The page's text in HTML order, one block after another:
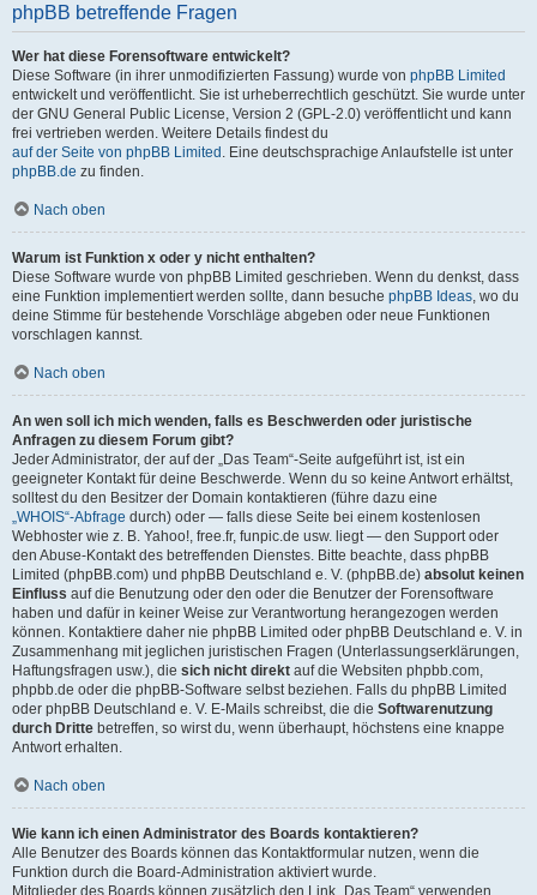
phpBB betreffende Fragen
Wer hat diese Forensoftware entwickelt?
Diese Software (in ihrer unmodifizierten Fassung) wurde von phpBB Limited
entwickelt und veröffentlicht. Sie ist urheberrechtlich geschützt. Sie wurde unter
der GNU General Public License, Version 2 (GPL-2.0) veröffentlicht und kann
frei vertrieben werden. Weitere Details findest du
auf der Seite von phpBB Limited . Eine deutschsprachige Anlaufstelle ist unter
phpBB.de zu finden.
Nach oben
Warum ist Funktion x oder y nicht enthalten?
Diese Software wurde von phpBB Limited geschrieben. Wenn du denkst, dass
eine Funktion implementiert werden sollte, dann besuche phpBB Ideas, wo du
deine Stimme für bestehende Vorschläge abgeben oder neue Funktionen
vorschlagen kannst.
Nach oben
An wen soll ich mich wenden, falls es Beschwerden oder juristische
Anfragen zu diesem Forum gibt?
Jeder Administrator, der auf der „Das Team“-Seite aufgeführt ist, ist ein
geeigneter Kontakt für deine Beschwerde. Wenn du so keine Antwort erhältst,
solltest du den Besitzer der Domain kontaktieren (führe dazu eine
„WHOIS“-Abfrage durch) oder — falls diese Seite bei einem kostenlosen
Webhoster wie z. B. Yahoo!, free.fr, funpic.de usw. liegt — den Support oder
den Abuse-Kontakt des betreffenden Dienstes. Bitte beachte, dass phpBB
Limited (phpBB.com) und phpBB Deutschland e. V. (phpBB.de) absolut keinen
Einfluss auf die Benutzung oder den oder die Benutzer der Forensoftware
haben und dafür in keiner Weise zur Verantwortung herangezogen werden
können. Kontaktiere daher nie phpBB Limited oder phpBB Deutschland e. V. in
Zusammenhang mit jeglichen juristischen Fragen (Unterlassungserklärungen,
Haftungsfragen usw.), die sich nicht direkt auf die Websiten phpbb.com,
phpbb.de oder die phpBB-Software selbst beziehen. Falls du phpBB Limited
oder phpBB Deutschland e. V. E-Mails schreibst, die die Softwarenutzung
durch Dritte betreffen, so wirst du, wenn überhaupt, höchstens eine knappe
Antwort erhalten.
Nach oben
Wie kann ich einen Administrator des Boards kontaktieren?
Alle Benutzer des Boards können das Kontaktformular nutzen, wenn die
Funktion durch die Board-Administration aktiviert wurde.
Mitglieder des Boards können zusätzlich den Link „Das Team“ verwenden.